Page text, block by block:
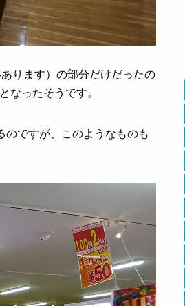
ります）の部分だけだったの
ったそうです。
ですが、このようなものも